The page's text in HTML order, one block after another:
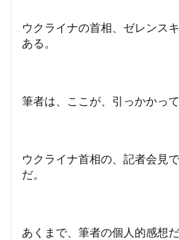
ウクライナの首相、ゼレンス
ある。
筆者は、ここが、引っかかって
ウクライナ首相の、記者会見
だ。
あくまで、筆者の個人的感想